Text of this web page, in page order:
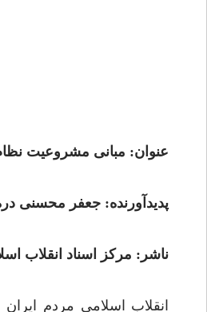
عنوان: مبانی مشروعیت
پدیدآورنده: جعفر محسنی
ناشر: مرکز اسناد انقلاب
انقلاب اسلامی مردم ایران